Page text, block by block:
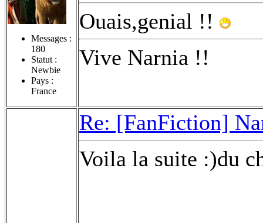
Messages :
180
Statut :
Newbie
Pays :
France
Ouais,genial !!
Vive Narnia !!
Re: [FanFiction]
Voila la suite :)du